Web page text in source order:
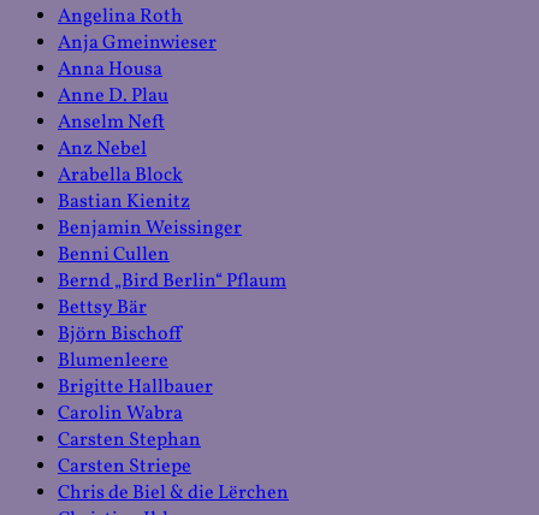
Angelina Roth
Anja Gmeinwieser
Anna Housa
Anne D. Plau
Anselm Neft
Anz Nebel
Arabella Block
Bastian Kienitz
Benjamin Weissinger
Benni Cullen
Bernd „Bird Berlin“ Pflaum
Bettsy Bär
Björn Bischoff
Blumenleere
Brigitte Hallbauer
Carolin Wabra
Carsten Stephan
Carsten Striepe
Chris de Biel & die Lërchen